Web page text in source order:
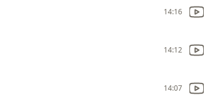
14:16
14:12
14:07